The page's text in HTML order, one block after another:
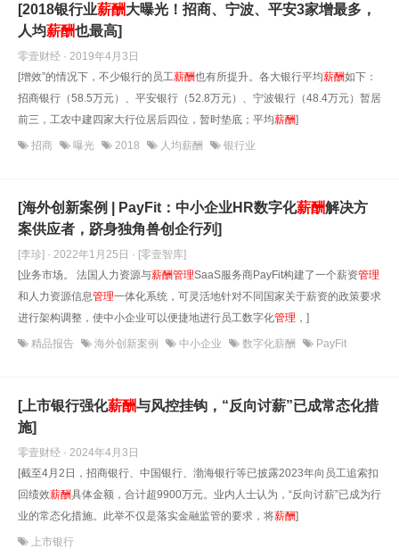
[2018银行业薪酬大曝光！招商、宁波、平安3家增最多，
人均薪酬也最高]
零壹财经 · 2019年4月3日
[增效”的情况下，不少银行的员工薪酬也有所提升。各大银行平均薪酬如下：
招商银行（58.5万元）、平安银行（52.8万元）、宁波银行（48.4万元）暂居
前三，工农中建四家大行位居后四位，暂时垫底；平均薪酬]
招商 曝光 2018 人均薪酬 银行业
[海外创新案例 | PayFit：中小企业HR数字化薪酬解决方
案供应者，跻身独角兽创企行列]
[李珍] · 2022年1月25日 · [零壹智库]
[业务市场。 法国人力资源与薪酬管理SaaS服务商PayFit构建了一个薪资管理
和人力资源信息管理一体化系统，可灵活地针对不同国家关于薪资的政策要求
进行架构调整，使中小企业可以便捷地进行员工数字化管理 ，]
精品报告 海外创新案例 中小企业 数字化薪酬 PayFit
[上市银行强化薪酬与风控挂钩，“反向讨薪”已成常态化措
施]
零壹财经 · 2024年4月3日
[截至4月2日，招商银行、中国银行、渤海银行等已披露2023年向员工追索扣
回绩效薪酬具体金额，合计超9900万元。业内人士认为，“反向讨薪”已成为行
业的常态化措施。此举不仅是落实金融监管的要求，将薪酬]
上市银行